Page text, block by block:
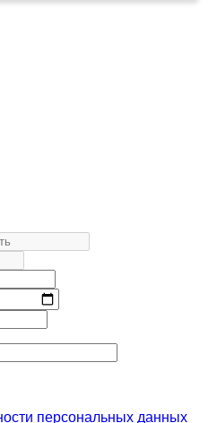
персональных данных